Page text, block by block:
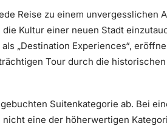
Reise zu einem unvergesslichen
die Kultur einer neuen Stadt
„Destination Experiences“,
Tour durch die
Suitenkategorie ab. Bei
nicht eine der höherwertigen